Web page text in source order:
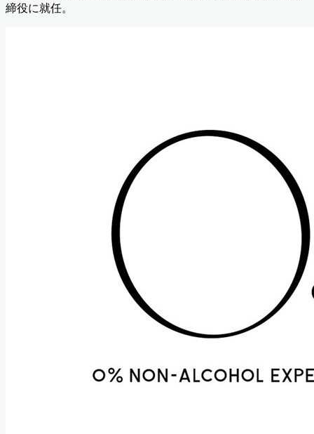
締役に就任。